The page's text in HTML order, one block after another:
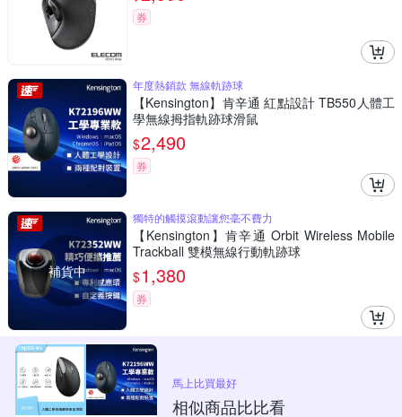
券
年度熱銷款 無線軌跡球
【Kensington】肯辛通 紅點設計 TB550人體工
學無線拇指軌跡球滑鼠
$2,490
券
補貨中
獨特的觸摸滾動讓您毫不費力
【Kensington】肯辛通 Orbit Wireless Mobile
Trackball 雙模無線行動軌跡球
$1,380
券
馬上比買最好
相似商品比比看